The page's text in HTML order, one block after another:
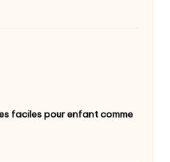
faciles pour enfant comme